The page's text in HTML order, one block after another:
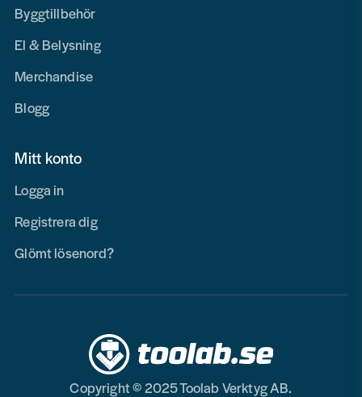
Byggtillbehör
El & Belysning
Merchandise
Blogg
Mitt konto
Logga in
Registrera dig
Glömt lösenord?
Copyright © 2025 Toolab Verktyg AB.